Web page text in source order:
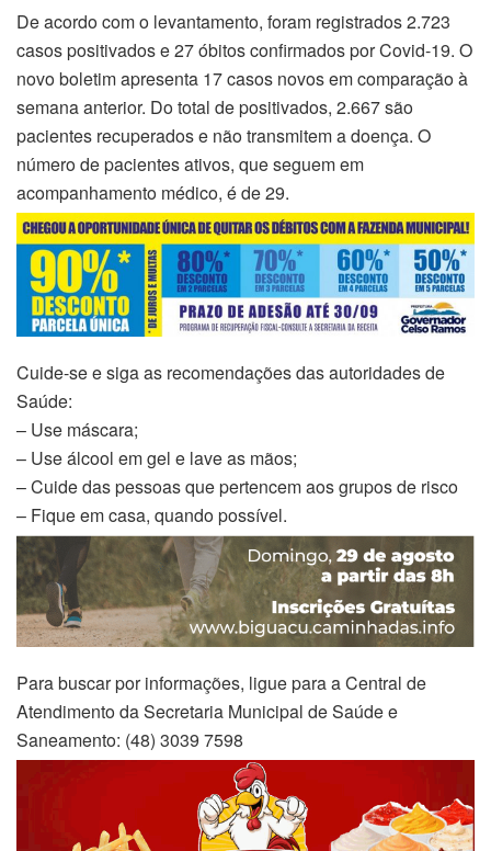
De acordo com o levantamento, foram registrados 2.723
casos positivados e 27 óbitos confirmados por Covid-19. O
novo boletim apresenta 17 casos novos em comparação à
semana anterior. Do total de positivados, 2.667 são
pacientes recuperados e não transmitem a doença. O
número de pacientes ativos, que seguem em
acompanhamento médico, é de 29.
Cuide-se e siga as recomendações das autoridades de
Saúde:
– Use máscara;
– Use álcool em gel e lave as mãos;
– Cuide das pessoas que pertencem aos grupos de risco
– Fique em casa, quando possível.
Para buscar por informações, ligue para a Central de
Atendimento da Secretaria Municipal de Saúde e
Saneamento: (48) 3039 7598